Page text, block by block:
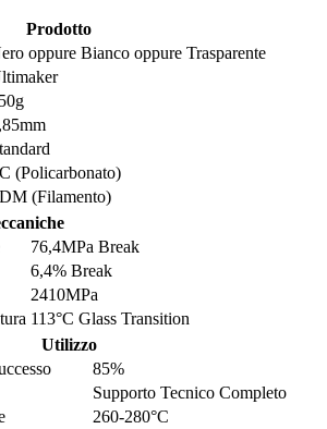
Prodotto
oppure Bianco oppure Trasparente
(Policarbonato)
(Filamento)
76,4MPa Break
6,4% Break
2410MPa
113°C Glass Transition
Utilizzo
85%
Supporto Tecnico Completo
260-280°C